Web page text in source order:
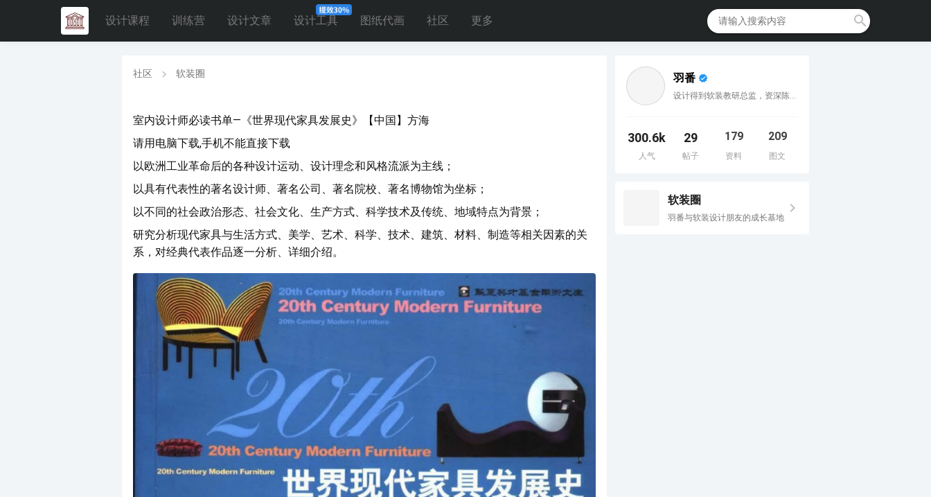
设计课程 训练营 设计文章 设计工具 图纸代画 社区 更多
社区 软装圈
室内设计师必读书单—《世界现代家具发展史》【中国】方海
请用电脑下载,手机不能直接下载
以欧洲工业革命后的各种设计运动、设计理念和风格流派为主线；
以具有代表性的著名设计师、著名公司、著名院校、著名博物馆为坐标；
以不同的社会政治形态、社会文化、生产方式、科学技术及传统、地域特点为背景；
研究分析现代家具与生活方式、美学、艺术、科学、技术、建筑、材料、制造等相关因素的关
系，对经典代表作品逐一分析、详细介绍。
羽番
设计得到软装教研总监，资深陈设设计师，IPMP注册国际项目经理
300.6k
人气
29
帖子
179
资料
209
图文
软装圈
羽番与软装设计朋友的成长基地